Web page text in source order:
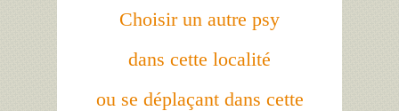
Choisir un autre psy
dans cette localité
ou se déplaçant dans cette